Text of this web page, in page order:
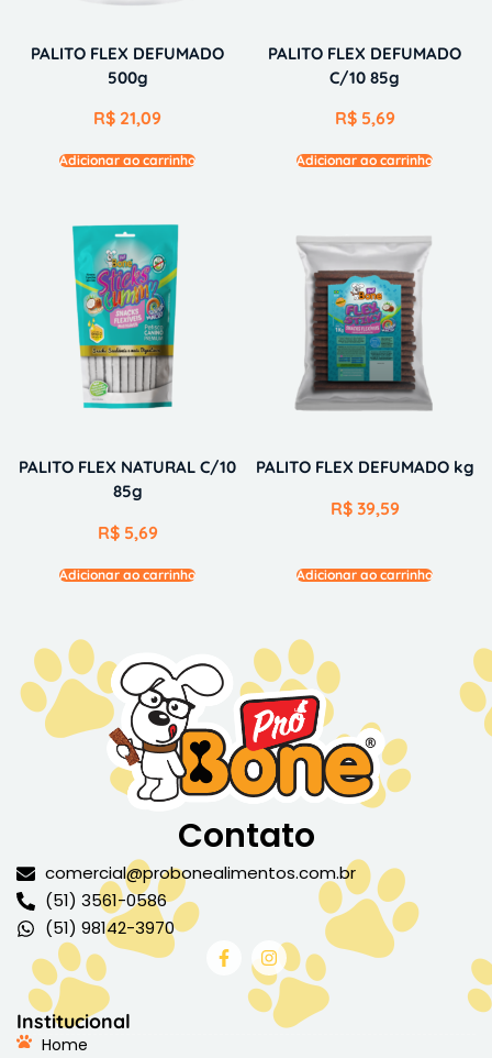
PALITO FLEX DEFUMADO
500g
R$ 21,09
Adicionar ao carrinho
PALITO FLEX DEFUMADO
C/10 85g
R$5,69
Adicionar ao carrinho
PALITO FLEX NATURAL C/10
85g
R$5,69
Adicionar ao carrinho
PALITO FLEX DEFUMADO kg
R$39,59
Adicionar ao carrinho
Contato
comercial@probonealimentos.com.br
(51) 3561-0586
(51) 98142-3970
Institucional
Home